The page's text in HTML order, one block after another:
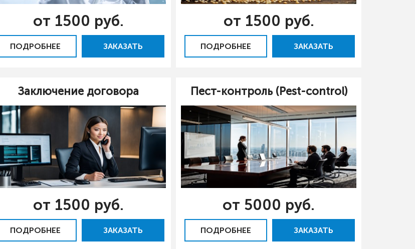
от 1500 руб.
ПОДРОБНЕЕ ЗАКАЗАТЬ
от 1500 руб.
ПОДРОБНЕЕ ЗАКАЗАТЬ
Заключение договора
от 1500 руб.
ПОДРОБНЕЕ ЗАКАЗАТЬ
Пест-контроль (Pest-control)
от 5000 руб.
ПОДРОБНЕЕ ЗАКАЗАТЬ